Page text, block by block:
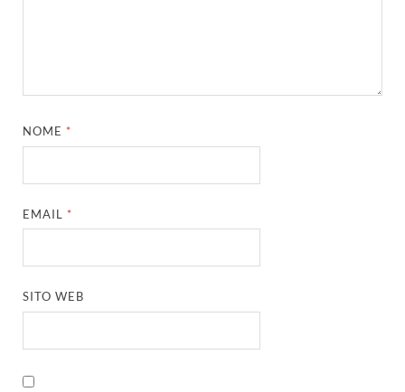
NOME *
EMAIL *
SITO WEB